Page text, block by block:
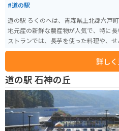
#道の駅
道の駅 ろくのへは、青森県上北郡六戸
地元産の新鮮な農産物が人気で、特に
ストランでは、長芋を使った料理や、
しめます。 バイクで訪れる際は、広々とした駐車場があるので安心です。 周
辺には、国宝に指定されている「是川
点在しています。 六戸町は、長芋の他にも、りんごやにんにくなどの特産品
も有名です。 お土産にいかがでしょうか
詳し
道の駅 石神の丘